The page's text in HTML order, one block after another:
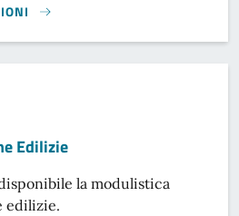
Edilizie
la modulistica
edilizie.